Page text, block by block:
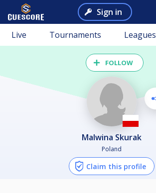
Sign in
Live Tournaments Leagues
FOLLOW
Malwina Skurak
Poland
Claim this profile